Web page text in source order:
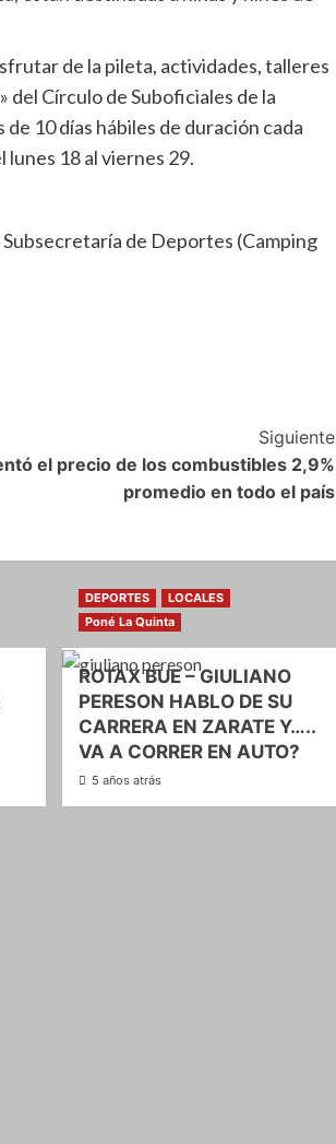
de la pileta, actividades, talleres
del Círculo de Suboficiales de la
10 días hábiles de duración cada
lunes 18 al viernes 29.
de Deportes (Camping
Siguiente
el precio de los combustibles 2,9%
promedio en todo el país
DEPORTES
LOCALES
Poné La Quinta
ROTAX BUE – GIULIANO
PERESON HABLO DE SU
CARRERA EN ZARATE Y…..
VA A CORRER EN AUTO?
5 años atrás